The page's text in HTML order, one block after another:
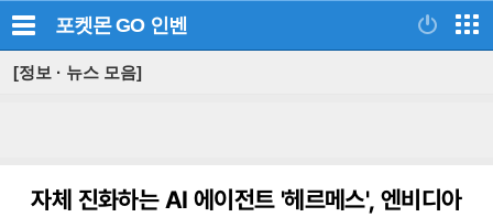
포켓몬 GO 인벤
[정보 · 뉴스 모음]
자체 진화하는 AI 에이전트 '헤르메스', 엔비디아